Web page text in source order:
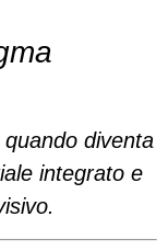
diventa
integrato e